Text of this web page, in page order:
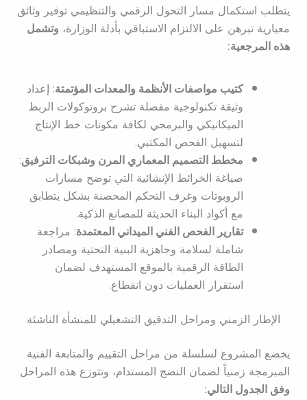
يتطلب استكمال مسار التحول الرقمي والتنظيمي توفير وثائق
معيارية تبرهن على الالتزام الاستباقي بأدلة الوزارة، وتشمل
هذه المرجعية:
كتيب مواصفات الأنظمة والمعدات المؤتمتة: إعداد
وثيقة تكنولوجية مفصلة تشرح بروتوكولات الربط
الميكانيكي والبرمجي لكافة مكونات خط الإنتاج
لتسهيل الفحص المكتبي.
مخطط التصميم المعماري المرن وشبكات الترفيق:
صياغة الخرائط الإنشائية التي توضح مسارات
الروبوتات وغرف التحكم المحصنة بشكل يتطابق
مع أكواد البناء الحديثة للمصانع الذكية.
تقارير الفحص الفني الميداني المعتمدة: مراجعة
شاملة لسلامة وجاهزية البنية التحتية ومصادر
الطاقة الرقمية بالموقع المستهدف لضمان
استقرار العمليات دون انقطاع.
الإطار الزمني ومراحل التدقيق التشغيلي للمنشأة الناشئة
يخضع المشروع لسلسلة من مراحل التقييم والمتابعة الفنية
المبرمجة زمنياً لضمان النضج المستدام، وتتوزع هذه المراحل
وفق الجدول التالي: